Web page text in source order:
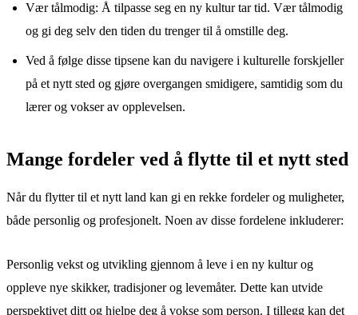
Vær tålmodig: Å tilpasse seg en ny kultur tar tid. Vær tålmodig
og gi deg selv den tiden du trenger til å omstille deg.
Ved å følge disse tipsene kan du navigere i kulturelle forskjeller
på et nytt sted og gjøre overgangen smidigere, samtidig som du
lærer og vokser av opplevelsen.
Mange fordeler ved å flytte til et nytt sted
Når du flytter til et nytt land kan gi en rekke fordeler og muligheter,
både personlig og profesjonelt. Noen av disse fordelene inkluderer:
Personlig vekst og utvikling gjennom å leve i en ny kultur og
oppleve nye skikker, tradisjoner og levemåter. Dette kan utvide
perspektivet ditt og hjelpe deg å vokse som person. I tillegg kan det